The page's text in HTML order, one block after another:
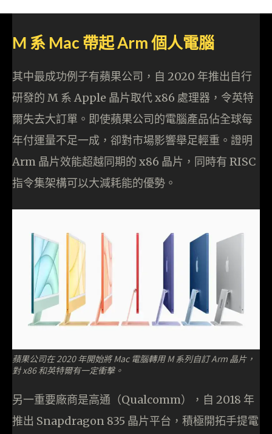
M 系 Mac 帶起 Arm 個人電腦
其中最成功例子有蘋果公司，自 2020 年推出自行
研發的 M 系 Apple 晶片取代 x86 處理器，令英特
爾失去大訂單。即使蘋果公司的電腦產品佔全球每
年付運量不足一成，卻對市場影響舉足輕重。證明
Arm 晶片效能超越同期的 x86 晶片，同時有 RISC
指令集架構可以大減耗能的優勢。
蘋果公司在 2020 年開始將 Mac 電腦轉用 M 系列自訂 Arm 晶片，
對 x86 和英特爾有一定衝擊。
另一重要廠商是高通（Qualcomm），自 2018 年
推出 Snapdragon 835 晶片平台，積極開拓手提電